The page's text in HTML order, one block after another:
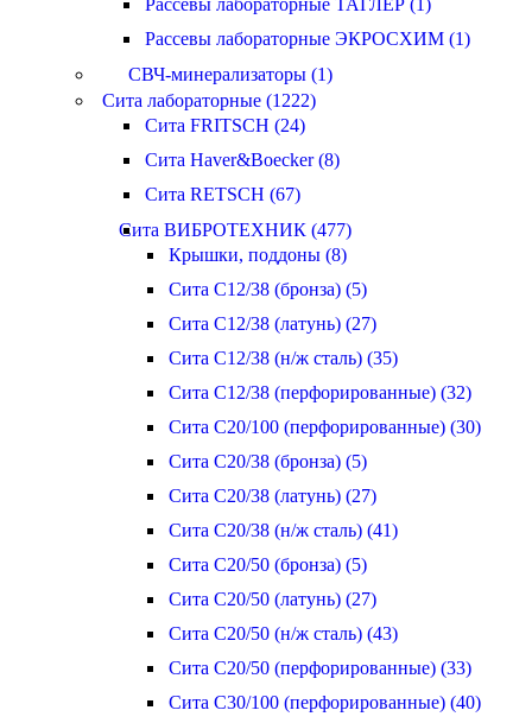
Рассевы лабораторные ЭКРОСХИМ (1)
СВЧ-минерализаторы (1)
Сита лабораторные (1222)
Сита FRITSCH (24)
Сита Haver&Boecker (8)
Сита RETSCH (67)
Сита ВИБРОТЕХНИК (477)
Крышки, поддоны (8)
Сита С12/38 (бронза) (5)
Сита С12/38 (латунь) (27)
Сита С12/38 (н/ж сталь) (35)
Сита С12/38 (перфорированные) (32)
Сита С20/100 (перфорированные) (30)
Сита С20/38 (бронза) (5)
Сита С20/38 (латунь) (27)
Сита С20/38 (н/ж сталь) (41)
Сита С20/50 (бронза) (5)
Сита С20/50 (латунь) (27)
Сита С20/50 (н/ж сталь) (43)
Сита С20/50 (перфорированные) (33)
Сита С30/100 (перфорированные) (40)